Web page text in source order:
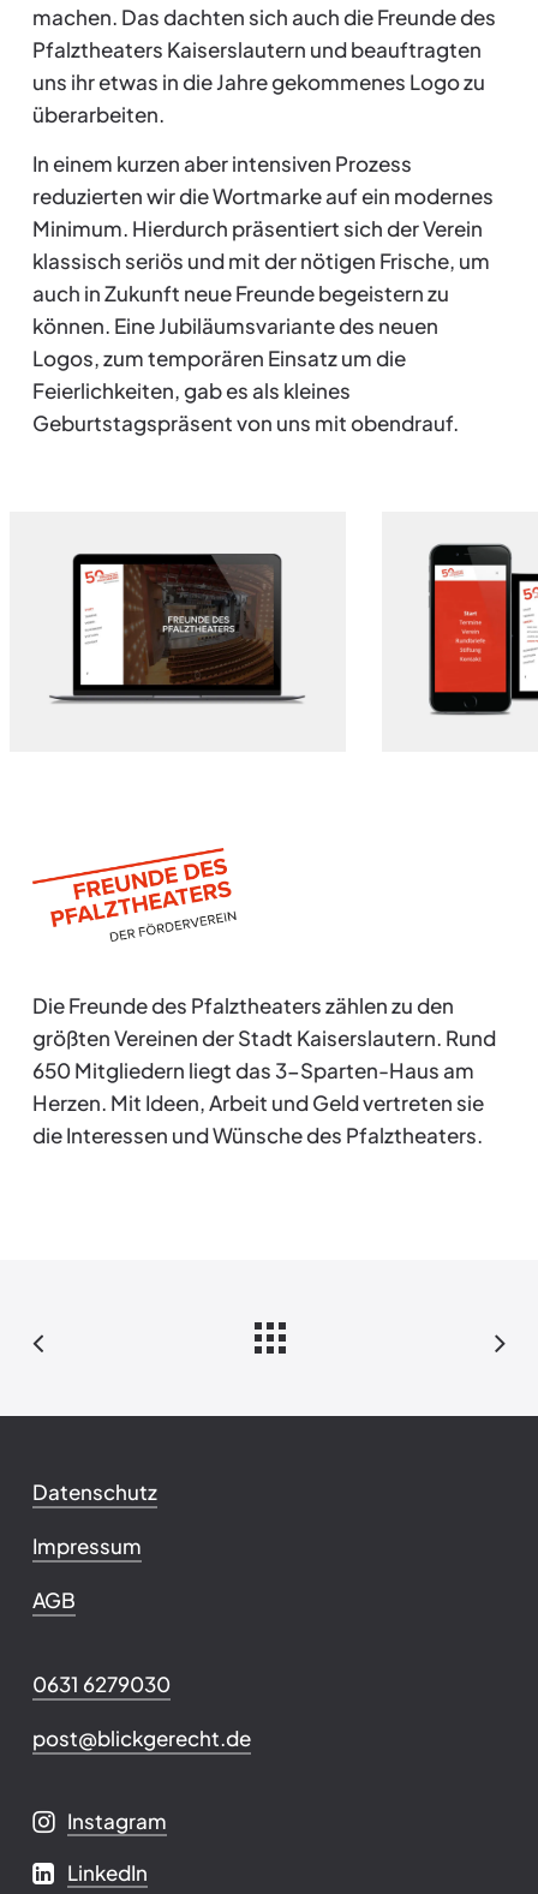
machen. Das dachten sich auch die Freunde des
Pfalztheaters Kaiserslautern und beauftragten
uns ihr etwas in die Jahre gekommenes Logo zu
überarbeiten.
In einem kurzen aber intensiven Prozess
reduzierten wir die Wortmarke auf ein modernes
Minimum. Hierdurch präsentiert sich der Verein
klassisch seriös und mit der nötigen Frische, um
auch in Zukunft neue Freunde begeistern zu
können. Eine Jubiläumsvariante des neuen
Logos, zum temporären Einsatz um die
Feierlichkeiten, gab es als kleines
Geburtstagspräsent von uns mit obendrauf.
Die Freunde des Pfalztheaters zählen zu den
größten Vereinen der Stadt Kaiserslautern. Rund
650 Mitgliedern liegt das 3-Sparten-Haus am
Herzen. Mit Ideen, Arbeit und Geld vertreten sie
die Interessen und Wünsche des Pfalztheaters.
Datenschutz
Impressum
AGB
0631 6279030
post@blickgerecht.de
Instagram
LinkedIn